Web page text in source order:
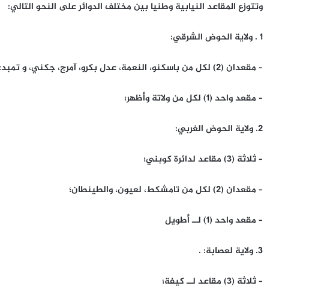
وتتوزع المقاعد النيابية وطنيا بين مختلف الدوائر على النحو التالي:
1 . ولاية الحوض الشرقي:
– مقعدان (2) لكل من باسكنو، النعمة، عدل بكرو، آمرج، جكني، و تمبدغه؛
– مقعد واحد (1) لكل من ولاتة وأظهر؛
2. ولاية الحوض الغربي:
– ثلاثة (3) مقاعد لدائرة كوبني؛
– مقعدان (2) لكل من تامشكط، لعيون، والطينطان؛
– مقعد واحد (1) لــ أطويل
3. ولاية لعصابة: .
– ثلاثة (3) مقاعد لــ كيفة؛